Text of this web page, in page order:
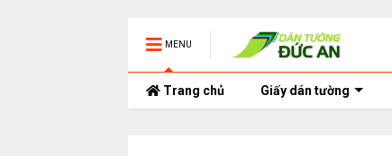
MENU
Trang chủ Giấy dán tường